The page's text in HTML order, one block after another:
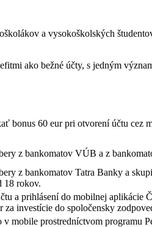
a vysokoškolských
ako bežné účty, s jedným
bonus 60 eur pri otvorení účtu cez
z bankomatov VÚB a z
z bankomatov Tatra Banky a
18 rokov.
a prihlásení do mobilnej aplikácie
za investície do spoločensky
mobile prostredníctvom programu